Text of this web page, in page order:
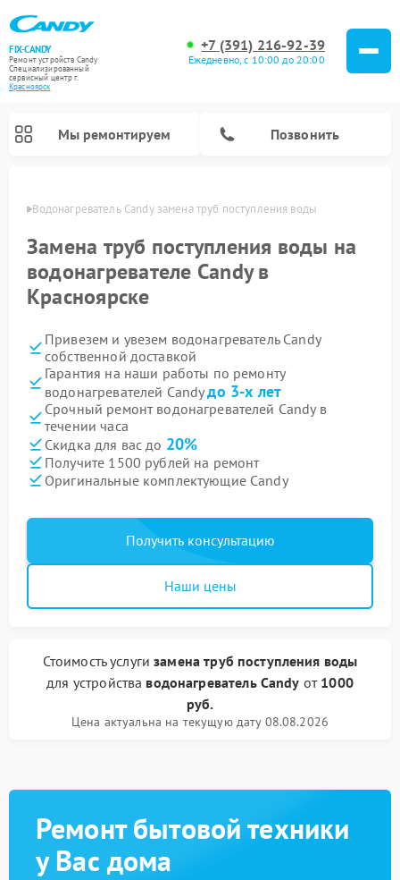
FIX-CANDY
Ремонт устройств Candy
Специализированный
cервисный центр г.
Красноярск
+7 (391) 216-92-39
Ежедневно, с 10:00 до 20:00
Мы ремонтируем Позвонить
Водонагреватель Candy замена труб поступления воды
Замена труб поступления воды на
водонагревателе Candy в
Красноярске
Привезем и увезем водонагреватель Candy
собственной доставкой
Гарантия на наши работы по ремонту
водонагревателей Candyдо 3-х лет
Срочный ремонт водонагревателей Candy в
течении часа
Скидка для вас до 20%
Получите 1500 рублей на ремонт
Оригинальные комплектующие Candy
Получить консультацию
Наши цены
Стоимость услугизамена труб поступления воды
для устройства водонагреватель Candy от 1000
руб.
Цена актуальна на текущую дату 08.08.2026
Ремонт бытовой техники
у Вас дома